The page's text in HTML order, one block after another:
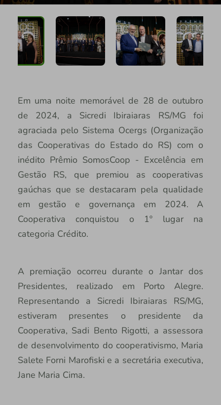
Em uma noite memorável de 28 de outubro
de 2024, a Sicredi Ibiraiaras RS/MG foi
agraciada pelo Sistema Ocergs (Organização
das Cooperativas do Estado do RS) com o
inédito Prêmio SomosCoop - Excelência em
Gestão RS, que premiou as cooperativas
gaúchas que se destacaram pela qualidade
em gestão e governança em 2024. A
Cooperativa conquistou o 1º lugar na
categoria Crédito.
A premiação ocorreu durante o Jantar dos
Presidentes, realizado em Porto Alegre.
Representando a Sicredi Ibiraiaras RS/MG,
estiveram presentes o presidente da
Cooperativa, Sadi Bento Rigotti, a assessora
de desenvolvimento do cooperativismo, Maria
Salete Forni Marofiski e a secretária executiva,
Jane Maria Cima.